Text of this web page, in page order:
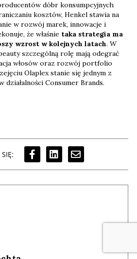
dóbr konsumpcyjnych
kosztów, Henkel stawia na
w rozwój marek, innowacje i
że właśnie taka strategia ma
wzrost w kolejnych latach. W
szczególną rolę mają odegrać
włosów oraz rozwój portfolio
Olaplex stanie się jednym z
działalności Consumer Brands.